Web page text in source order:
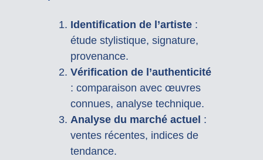
Identification de l’artiste:
étude stylistique, signature,
provenance.
Vérification de l’authenticité
: comparaison avec œuvres
connues, analyse technique.
Analyse du marché actuel :
ventes récentes, indices de
tendance.